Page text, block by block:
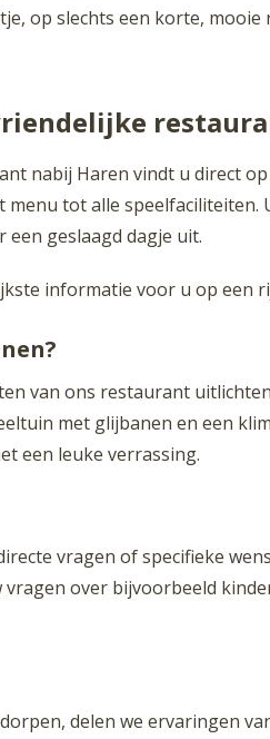
op slechts een korte, mooie
nabij Haren vindt u direct
tot alle
geslaagd dagje uit.
informatie voor u op een
van ons restaurant
met glijbanen en een
een leuke verrassing.
vragen of specifieke
over bijvoorbeeld
delen we ervaringen